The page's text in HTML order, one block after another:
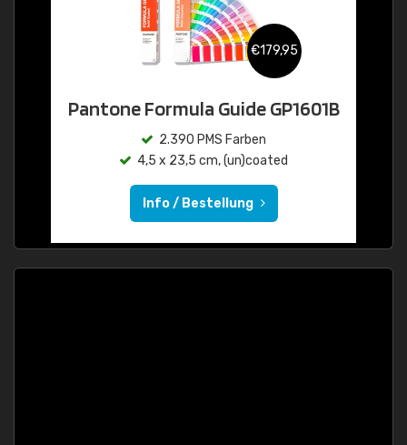
€179,95
Pantone Formula Guide GP1601B
2.390 PMS Farben
4,5 x 23,5 cm, (un)coated
Info / Bestellung